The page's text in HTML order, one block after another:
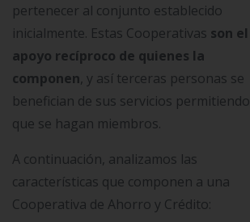
pertenecer al conjunto establecido
inicialmente. Estas Cooperativas son el
apoyo recíproco de quienes la
componen, y así terceras personas se
benefician de sus servicios permitiendo
que se hagan miembros.
A continuación, analizamos las
características que componen a una
Cooperativa de Ahorro y Crédito: